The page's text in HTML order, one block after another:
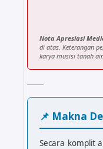
Naeng ho
Pasonangkon
Molo marujung
Nota Apresiasi
di atas. Keterangan
karya musisi tanah
📌 Makna
Secara komplit